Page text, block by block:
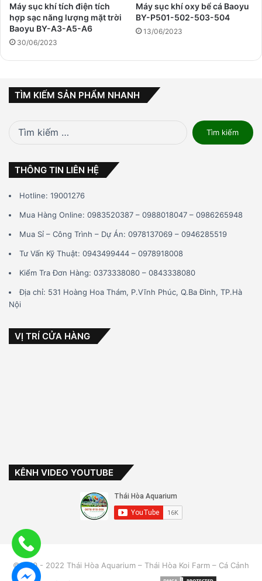
Máy sục khí tích điện tích
hợp sạc năng lượng mặt trời
Baoyu BY-A3-A5-A6
30/06/2023
Máy sục khí oxy bể cá Baoyu
BY-P501-502-503-504
13/06/2023
TÌM KIẾM SẢN PHẨM NHANH
Tìm
kiếm
THÔNG TIN LIÊN HỆ
Hotline: 19001276
Mua Hàng Online: 0983520387 – 0988018047 – 0986265948
Mua Sỉ – Công Trình – Dự Án: 0978137069 – 0946285519
Tư Vấn Kỹ Thuật: 0943499444 – 0978918008
Kiểm Tra Đơn Hàng: 0373338080 – 0843338080
Địa chỉ: 531 Hoàng Hoa Thám, P.Vĩnh Phúc, Q.Ba Đình, TP.Hà
Nội
VỊ TRÍ CỬA HÀNG
KÊNH VIDEO YOUTUBE
©2010 - 2022 Thái Hòa Aquarium – Thái Hòa Koi Farm – Cá Cảnh